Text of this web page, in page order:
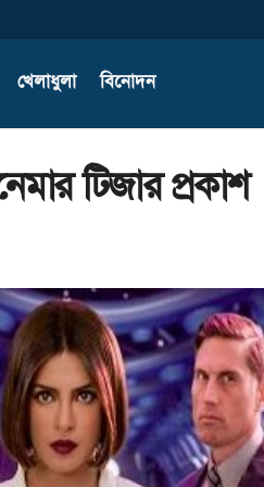
খেলাধুলা বিনোদন
টিজার প্রকাশ